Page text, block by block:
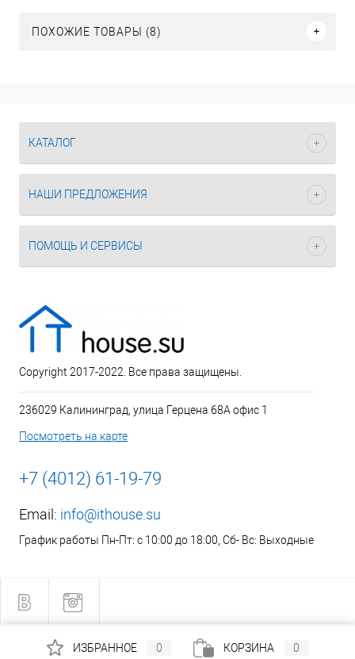
ПОХОЖИЕ ТОВАРЫ (8)
КАТАЛОГ
НАШИ ПРЕДЛОЖЕНИЯ
ПОМОЩЬ И СЕРВИСЫ
Copyright 2017-2022. Все права защищены.
236029 Калининград, улица Герцена 68А офис 1
Посмотреть на карте
+7 (4012) 61-19-79
Email: info@ithouse.su
График работы Пн-Пт: с 10:00 до 18:00, Сб- Вс: Выходные
ИЗБРАННОЕ 0 КОРЗИНА 0